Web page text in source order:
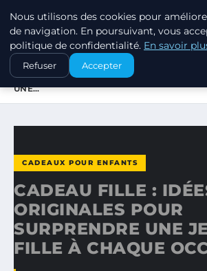
SWISSTALES
ACCUEIL
CADEAUX POUR ENFANTS
CADEAU FILLE : IDÉES ORIGINALES
UNE…
CADEAUX POUR ENFANTS
CADEAU FILLE :
ORIGINALES POUR
SURPRENDRE UNE
FILLE À CHAQUE
Nous utilisons des cookies pour
de navigation. En poursuivant, vous
politique de confidentialité. En savoir
Refuser Accepter